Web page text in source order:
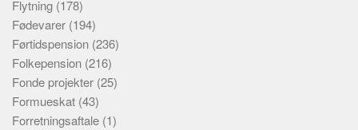
Flytning (178)
Fødevarer (194)
Førtidspension (236)
Folkepension (216)
Fonde projekter (25)
Formueskat (43)
Forretningsaftale (1)